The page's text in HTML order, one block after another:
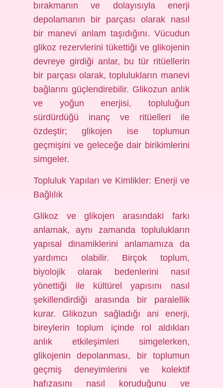
bırakmanın ve dolayısıyla enerji
depolamanın bir parçası olarak nasıl
bir manevi anlam taşıdığını. Vücudun
glikoz rezervlerini tükettiği ve glikojenin
devreye girdiği anlar, bu tür ritüellerin
bir parçası olarak, toplulukların manevi
bağlarını güçlendirebilir. Glikozun anlık
ve yoğun enerjisi, topluluğun
sürdürdüğü inanç ve ritüelleri ile
özdeştir; glikojen ise toplumun
geçmişini ve geleceğe dair birikimlerini
simgeler.
Topluluk Yapıları ve Kimlikler: Enerji ve
Bağlılık
Glikoz ve glikojen arasındaki farkı
anlamak, aynı zamanda toplulukların
yapısal dinamiklerini anlamamıza da
yardımcı olabilir. Birçok toplum,
biyolojik olarak bedenlerini nasıl
yönettiği ile kültürel yapısını nasıl
şekillendirdiği arasında bir paralellik
kurar. Glikozun sağladığı ani enerji,
bireylerin toplum içinde rol aldıkları
anlık etkileşimleri simgelerken,
glikojenin depolanması, bir toplumun
geçmiş deneyimlerini ve kolektif
hafızasını nasıl koruduğunu ve